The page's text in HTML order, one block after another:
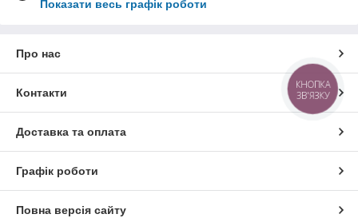
Показати весь графік роботи
Про нас
Контакти
Доставка та оплата
Графік роботи
Повна версія сайту
КНОПКА
ЗВ'ЯЗКУ